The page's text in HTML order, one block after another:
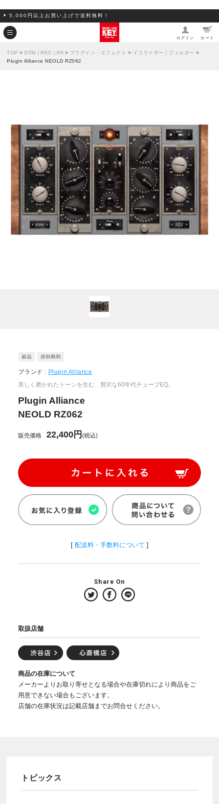
5,000円以上お買い上げで送料無料！
ログイン カート
TOP > DTM｜REC｜PA > プラグイン・エフェクト > イコライザー｜フィルター >
Plugin Alliance NEOLD RZ062
ブランド : Plugin Alliance
美しく磨かれたトーンを生む、贅沢な60年代チューブEQ。
Plugin Alliance
NEOLD RZ062
販売価格 22,400円(税込)
[ 配送料・手数料について ]
Share On
取扱店舗
商品の在庫について
メーカーよりお取り寄せとなる場合や在庫切れにより商品をご
用意できない場合もございます。
店舗の在庫状況は記載店舗までお問合せください。
トピックス